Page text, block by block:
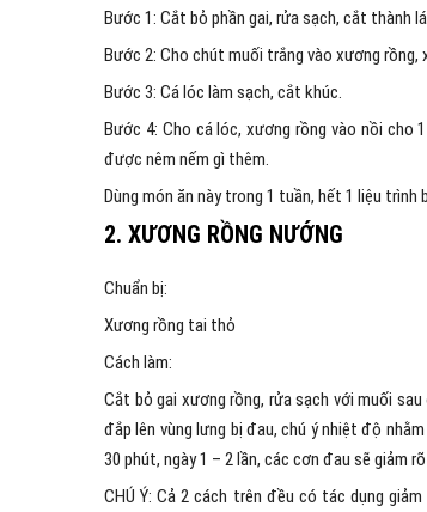
Bước 1: Cắt bỏ phần gai, rửa sạch, cắt thành
Bước 2: Cho chút muối trắng vào xương
Bước 3: Cá lóc làm sạch, cắt khúc.
Bước 4: Cho cá lóc, xương rồng vào nồi cho
được nêm nếm gì thêm.
Dùng món ăn này trong 1 tuần, hết 1 liệu
2. XƯƠNG RỒNG NƯỚNG
Chuẩn bị:
Xương rồng tai thỏ
Cách làm:
Cắt bỏ gai xương rồng, rửa sạch với muối
đắp lên vùng lưng bị đau, chú ý nhiệt độ
30 phút, ngày 1 – 2 lần, các cơn đau sẽ giảm
CHÚ Ý: Cả 2 cách trên đều có tác dụng